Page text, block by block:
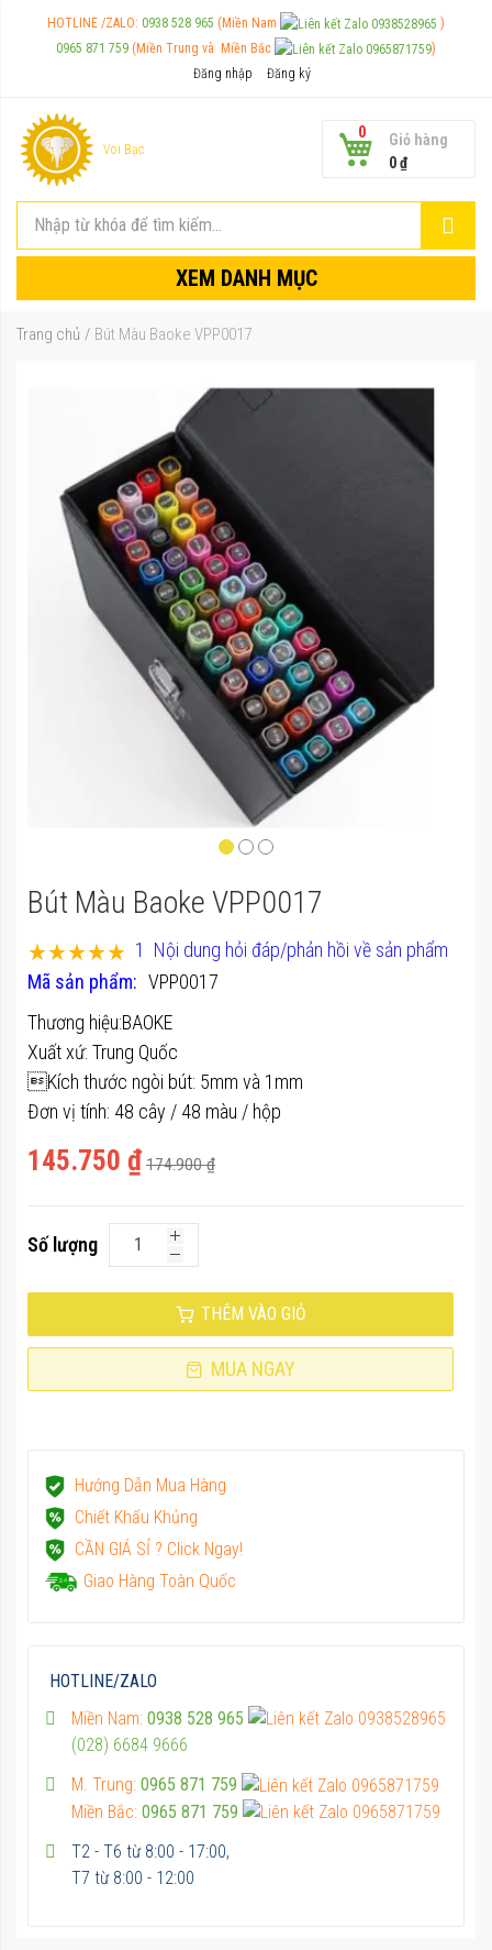
HOTLINE /ZALO: 0938 528 965 (Miền Nam
)
0965 871 759 (Miền Trung và Miền Bắc
)
Đăng nhập
Đăng ký
Voi Bạc
XEM DANH MỤC
Giỏ hàng
0
0 ₫
Trang chủ Bút Màu Baoke VPP0017
đến
đầu
của
thư
viện
hình
ảnh
Bút Màu Baoke VPP0017
Mã sản phẩm VPP0017
Xếp hạng:
100
% of100
1 Nội dung hỏi đáp/phản hồi về sản phẩm
145.750 ₫ 174.900 ₫
Thương hiệu:BAOKE
Xuất xứ: Trung Quốc
Kích thước ngòi bút: 5mm và 1mm
Đơn vị tính: 48 cây / 48 màu / hộp
Số lượng
THÊM VÀO GIỎ
MUA NGAY
Hướng Dẫn Mua Hàng
Chiết Khấu Khủng
CẦN GIÁ SỈ ? Click Ngay!
Giao Hàng Toàn Quốc
HOTLINE/ZALO
Miền Nam: 0938 528 965
(028) 6684 9666
M. Trung: 0965 871 759
Miền Bắc: 0965 871 759
T2 - T6 từ 8:00 - 17:00,
T7 từ 8:00 - 12:00